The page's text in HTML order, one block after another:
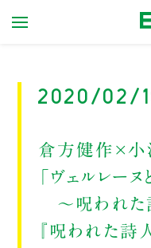
2020/02/
倉方健作×小
「ヴェルレー
～呪われた
『呪われた詩